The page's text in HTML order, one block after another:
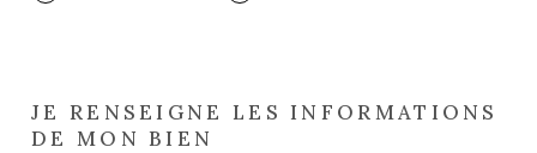
JE RENSEIGNE LES INFORMATIONS
DE MON BIEN